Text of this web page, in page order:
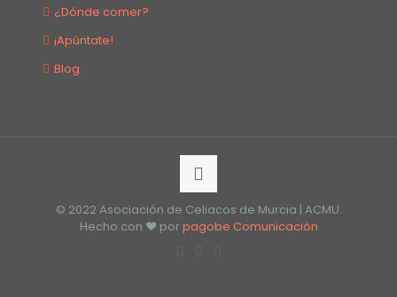
¿Dónde comer?
¡Apúntate!
Blog
© 2022 Asociación de Celiacos de Murcia | ACMU.
Hecho con ❤️ por pagobe Comunicación